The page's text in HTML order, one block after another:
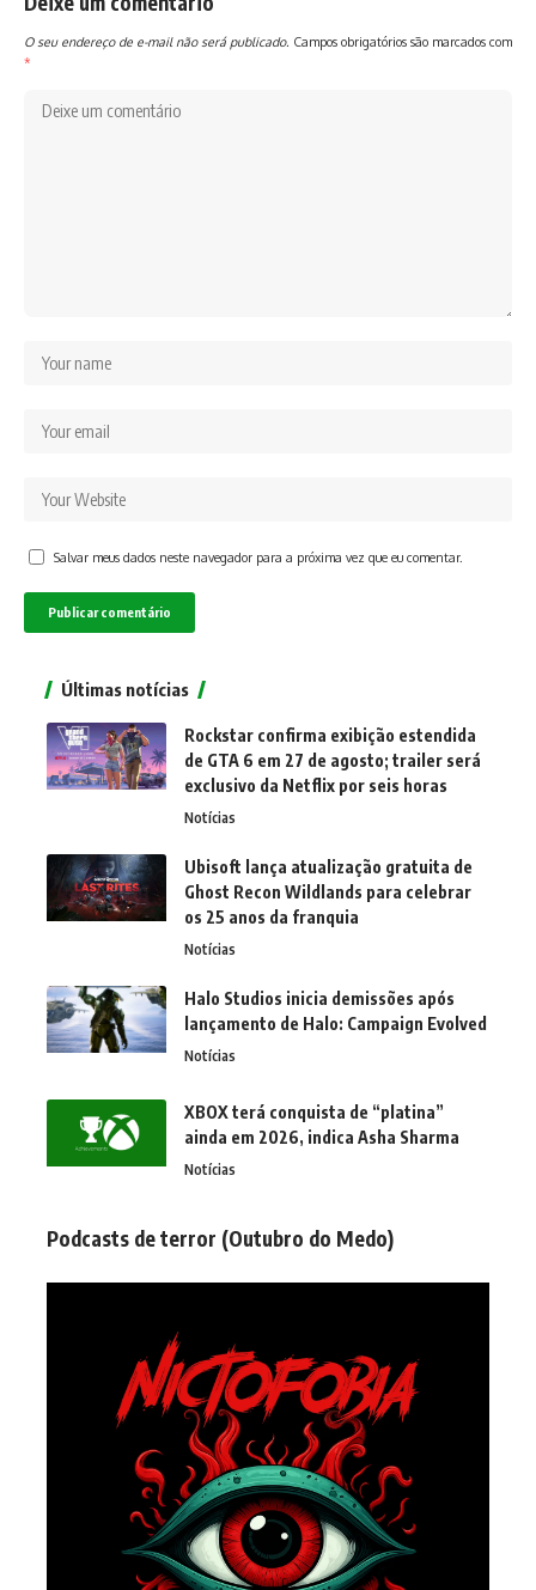
O seu endereço de e-mail não será publicado. Campos obrigatórios são marcados com
*
Salvar meus dados neste navegador para a próxima vez que eu comentar.
Últimas notícias
Rockstar confirma exibição estendida
de GTA 6 em 27 de agosto; trailer será
exclusivo da Netflix por seis horas
Notícias
Ubisoft lança atualização gratuita de
Ghost Recon Wildlands para celebrar
os 25 anos da franquia
Notícias
Halo Studios inicia demissões após
lançamento de Halo: Campaign Evolved
Notícias
XBOX terá conquista de “platina”
ainda em 2026, indica Asha Sharma
Notícias
Podcasts de terror (Outubro do Medo)